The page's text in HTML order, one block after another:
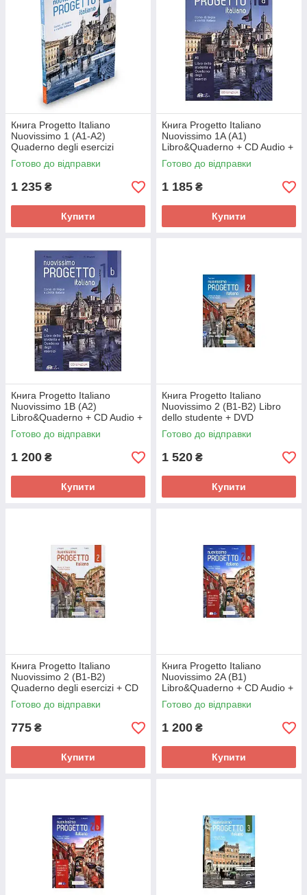
Книга Progetto Italiano
Nuovissimo 1 (A1-A2)
Quaderno degli esercizi
dell’insegnante + CD Audio
(9788899358563) Edilingua
Готово до відправки
1 235 ₴
Купити
Книга Progetto Italiano
Nuovissimo 1A (A1)
Libro&Quaderno + CD Audio +
DVD (9788899358440)
Edilingua
Готово до відправки
1 185 ₴
Купити
Книга Progetto Italiano
Nuovissimo 1B (A2)
Libro&Quaderno + CD Audio +
DVD (9788899358488)
Edilingua
Готово до відправки
1 200 ₴
Купити
Книга Progetto Italiano
Nuovissimo 2 (B1-B2) Libro
dello studente + DVD
(9788899358754) Edilingua
Готово до відправки
1 520 ₴
Купити
Книга Progetto Italiano
Nuovissimo 2 (B1-B2)
Quaderno degli esercizi + CD
Audio (9788899358884)
Edilingua
Готово до відправки
775 ₴
Купити
Книга Progetto Italiano
Nuovissimo 2A (B1)
Libro&Quaderno + CD Audio +
DVD (9788899358891)
Edilingua
Готово до відправки
1 200 ₴
Купити